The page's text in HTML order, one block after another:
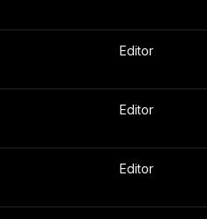
Editor
Editor
Editor